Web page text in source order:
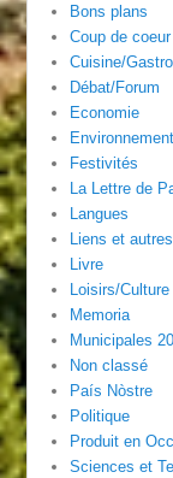
Bons plans
Coup de coeur
Cuisine/
Débat/Forum
Economie
Environnement
Festivités
La Lettre de
Langues
Liens et
Livre
Loisirs/Culture
Memoria
Municipales
Non classé
País Nòstre
Politique
Produit en
Sciences et